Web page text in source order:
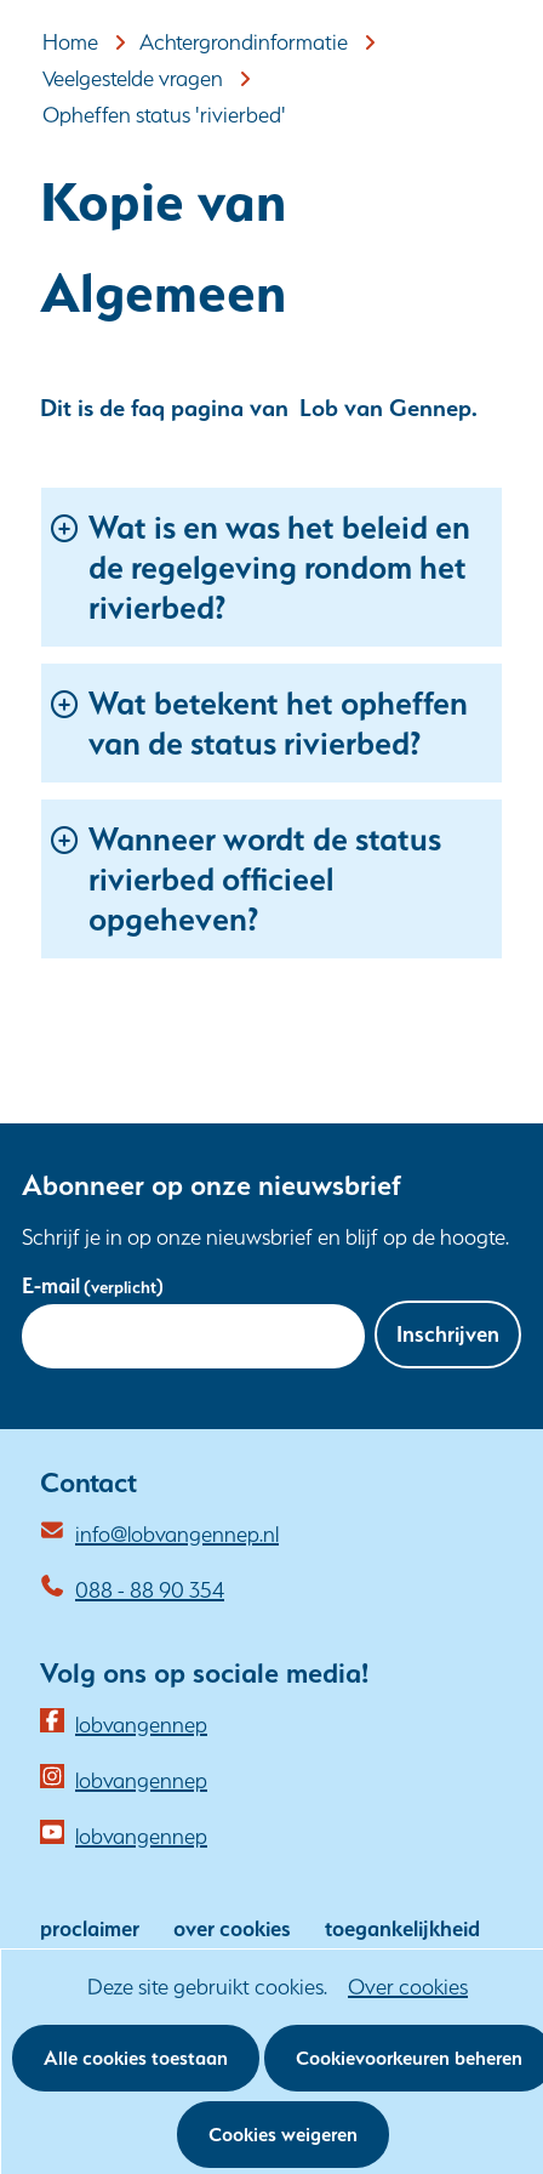
Cookies
toestaan?
Deze site gebruikt cookies. Over cookies
kan
het
gebruik
Alle cookies toestaan Cookievoorkeuren beheren
Cookies weigeren
Home
Achtergrondinformatie
Veelgestelde vragen
Opheffen status 'rivierbed'
Kopie van
Algemeen
Dit is de faq pagina van Lob van Gennep.
Wat is en was het beleid en
de regelgeving rondom het
rivierbed?
Wat betekent het opheffen
van de status rivierbed?
Wanneer wordt de status
rivierbed officieel
opgeheven?Uitklappen
Abonneer op onze nieuwsbrief
Schrijf je in op onze nieuwsbrief en blijf op de hoogte.
Uw
gegevens
E-mail(verplicht)
Inschrijven
Contact
info@lobvangennep.nl
088 - 88 90 354
Volg ons op sociale media!
lobvangennep(opent
nieuw
venster)
een
andere
lobvangennep(opent
nieuw
(verwijst
een
andere
website)
lobvangennep(opent
venster)
(verwijst
een
andere
website)
proclaimer over cookies
toegankelijkheid
klachtenprocedure